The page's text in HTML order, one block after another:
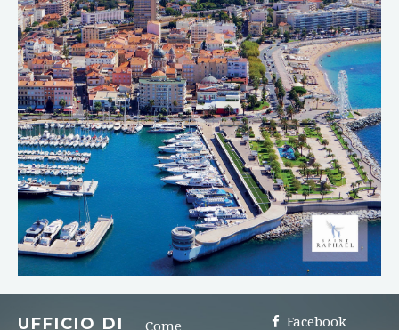
DOWNLOAD
UFFICIO DI
Come
Facebook